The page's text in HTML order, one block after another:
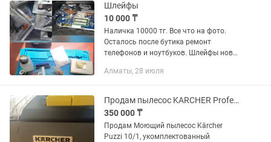
Шлейфы
10 000 ₸
Наличка 10000 тг. Все что на фото.
Осталось после бутика ремонт
телефонов и ноутбуков. Шлейфы новые
(камеры перед/зад, плата верх/низ,
Алматы, 28 июля
Продам пылесос KARCHER Professional
350 000 ₸
Продам Моющий пылесос Kärcher
Puzzi 10/1, укомплектованный